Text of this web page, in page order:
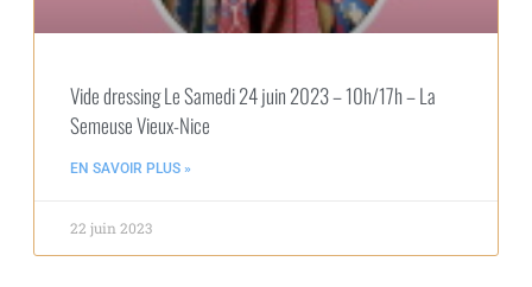
Vide dressing Le Samedi 24 juin 2023 – 10h/17h – La
Semeuse Vieux-Nice
EN SAVOIR PLUS »
22 juin 2023